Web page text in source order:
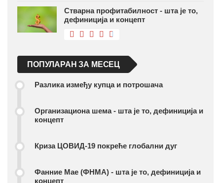
Стварна профитабилност - шта је то,
дефиниција и концепт
ПОПУЛАРАН ЗА МЕСЕЦ
Разлика између купца и потрошача
Организациона шема - шта је то, дефиниција и
концепт
Криза ЦОВИД-19 покреће глобални дуг
Фанние Мае (ФНМА) - шта је то, дефиниција и
концепт